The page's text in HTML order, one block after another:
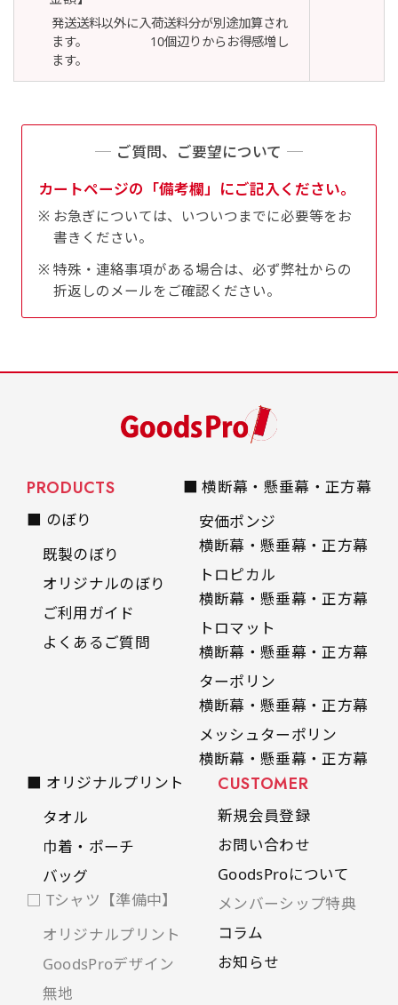
発送送料以外に入荷送料分が別途加算され
ます。 10個辺りからお得感増し
ます。
ご質問、ご要望について
カートページの「備考欄」にご記入ください。
お急ぎについては、いついつまでに必要等をお
書きください。
特殊・連絡事項がある場合は、必ず弊社からの
折返しのメールをご確認ください。
す。
A面B面のデザイン変化を楽しんでお客様にアピ
ールするもよし、両面同じデザインでアピールす
るもよしです！
自由入力(60x180以内)
お好みのサイズで縦幕・横幕の作成が可能です。
長辺が180cm以内、短辺が60cm以内であれば自
由なサイズを指定下さい！
あんな場所こんな場所お好みのサイズでお好みの
幕の製作をお楽しみください
（※cm単位での指定でおねがいいたします。）
レギュラーのれん
(180x50)
レギュラーのれんは横幕の上部にチチを5か所つ
けて疑似的にのれんのような幕をつくります。お
店の入口付近の装飾に是非！
レギュラースリムのれん
(180x30)
か所つけて疑似的にのれんのような幕をつくりま
す。
レギュラーのれんとの違いは縦のサイズが異なり
ます。（レギュラーのれん縦50cm／レギュラー
スリムのれん縦30cm）お店の入口付近の装飾に
是非！
PRODUCTS
■ のぼり
既製のぼり
オリジナルのぼり
ご利用ガイド
よくあるご質問
■ 横断幕・懸垂幕・正方幕
安価ポンジ
横断幕・懸垂幕・正方幕
トロピカル
横断幕・懸垂幕・正方幕
トロマット
横断幕・懸垂幕・正方幕
ターポリン
横断幕・懸垂幕・正方幕
メッシュターポリン
横断幕・懸垂幕・正方幕
■ オリジナルプリント
タオル
巾着・ポーチ
バッグ
□ Tシャツ【準備中】
オリジナルプリント
GoodsProデザイン
無地
CUSTOMER
新規会員登録
お問い合わせ
GoodsProについて
メンバーシップ特典
コラム
お知らせ